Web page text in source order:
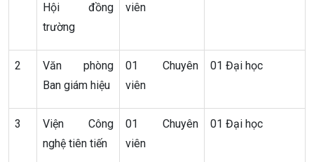
Hội đồng
trường
viên
2
Văn phòng
Ban giám hiệu
01 Chuyên
viên
01 Đại học
3
Viện Công
nghệ tiên tiến
01 Chuyên
viên
01 Đại học